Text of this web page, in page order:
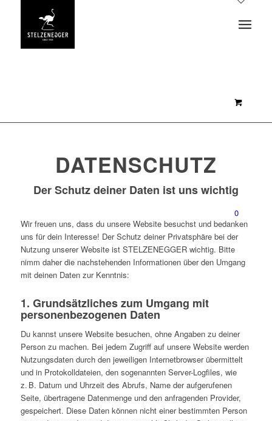
0
DATENSCHUTZ
Der Schutz deiner Daten ist uns wichtig
Wir freuen uns, dass du unsere Website besuchst und bedanken
uns für dein Interesse! Der Schutz deiner Privatsphäre bei der
Nutzung unserer Website ist STELZENEGGER wichtig. Bitte
nimm daher die nachstehenden Informationen über den Umgang
mit deinen Daten zur Kenntnis:
1. Grundsätzliches zum Umgang mit
personenbezogenen Daten
Du kannst unsere Website besuchen, ohne Angaben zu deiner
Person zu machen. Bei jedem Zugriff auf unsere Website werden
Nutzungsdaten durch den jeweiligen Internetbrowser übermittelt
und in Protokolldateien, den sogenannten Server-Logfiles, wie
z. B. Datum und Uhrzeit des Abrufs, Name der aufgerufenen
Seite, übertragene Datenmenge und den anfragenden Provider,
gespeichert. Diese Daten können nicht einer bestimmten Person